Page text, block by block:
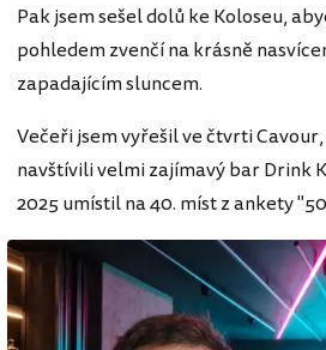
Pak jsem sešel dolů ke Koloseu,
pohledem zvenčí na krásně
zapadajícím sluncem.
Večeři jsem vyřešil ve čtvrti
navštívili velmi zajímavý bar Drink
2025 umístil na 40. míst z ankety